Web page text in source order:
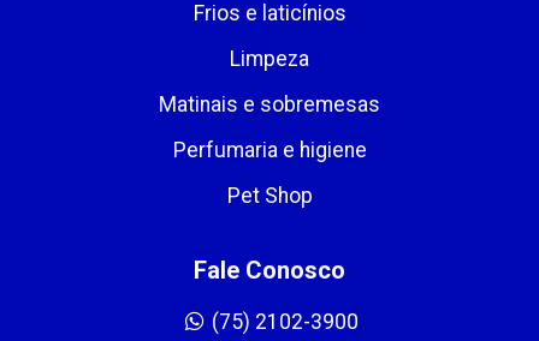
Frios e laticínios
Limpeza
Matinais e sobremesas
Perfumaria e higiene
Pet Shop
Fale Conosco
(75) 2102-3900